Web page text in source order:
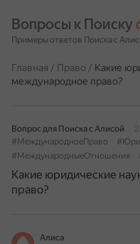
Вопросы к Поиску
Примеры ответов Поиска с
Главная / Право / Какие
международное право?
Вопрос для Поиска с Алисой
#МеждународноеПраво
#МеждународныеОтношения
Какие юридические
право?
Алиса